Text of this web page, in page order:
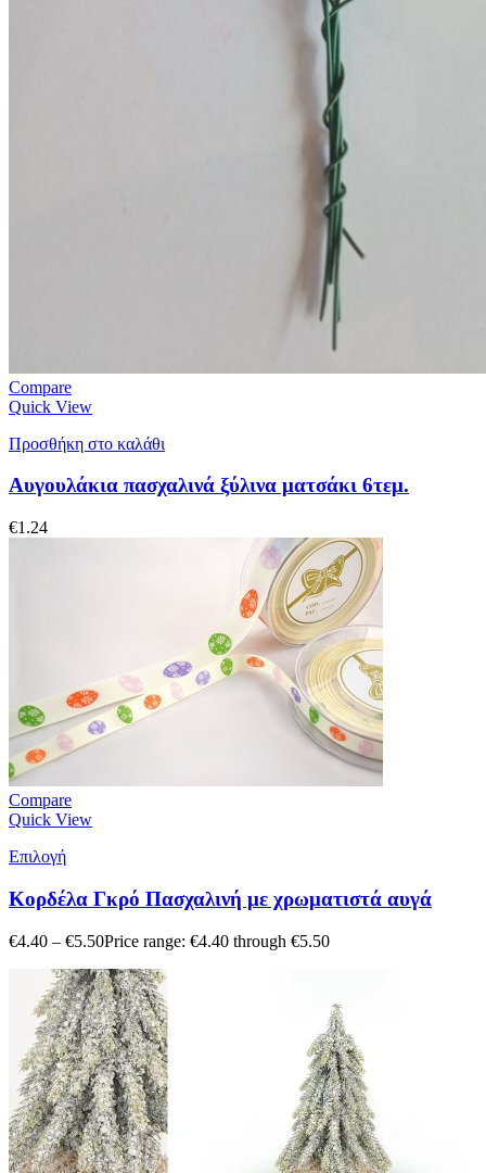
Compare
Quick View
Προσθήκη στο καλάθι
Αυγουλάκια πασχαλινά ξύλινα ματσάκι 6τεμ.
€1.24
Compare
Quick View
Επιλογή
Κορδέλα Γκρό Πασχαλινή με χρωματιστά αυγά
€4.40 – €5.50Price range: €4.40 through €5.50